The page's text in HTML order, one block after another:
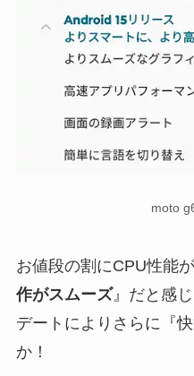
moto
お値段の割にCPU性能
作がスムーズ』だと感
デートによりさらに『
か！